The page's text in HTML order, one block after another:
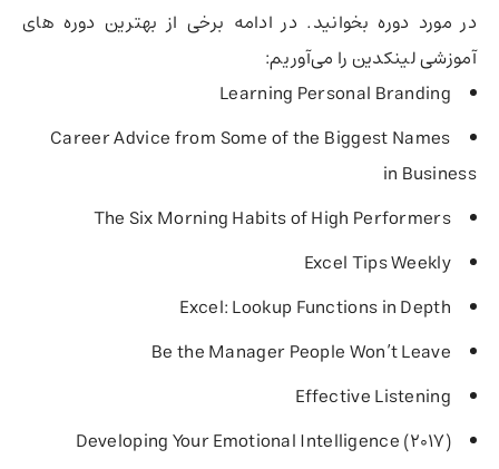
در مورد دوره بخوانید. در ادامه برخی از بهترین دوره های
آموزشی لینکدین را می‌آوریم:
Learning Personal Branding
Career Advice from Some of the Biggest Names
in Business
The Six Morning Habits of High Performers
Excel Tips Weekly
Excel: Lookup Functions in Depth
Be the Manager People Won’t Leave
Effective Listening
Developing Your Emotional Intelligence (2017)